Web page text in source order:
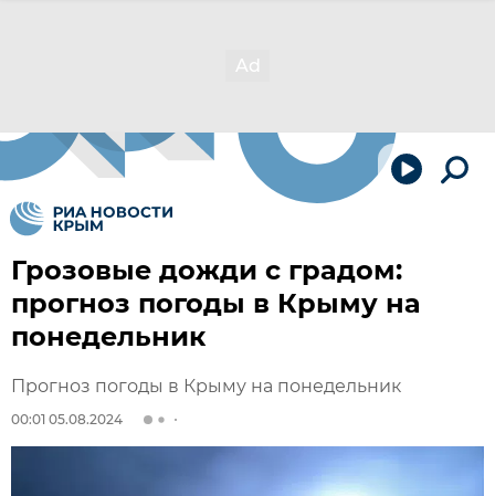
Грозовые дожди с градом:
прогноз погоды в Крыму на
понедельник
Прогноз погоды в Крыму на понедельник
00:01 05.08.2024